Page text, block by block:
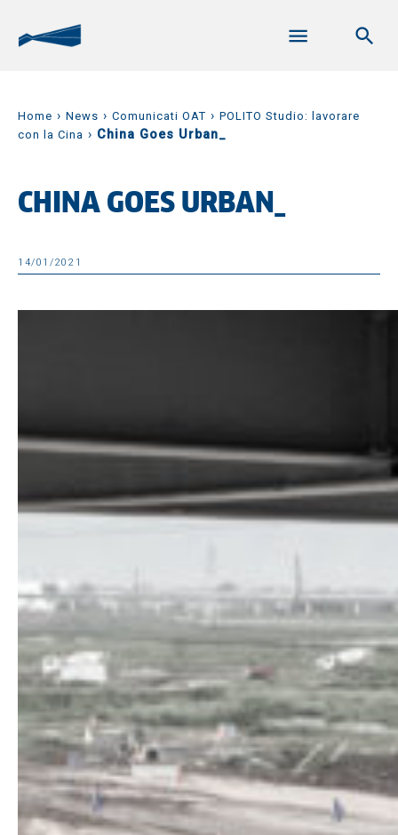
Home › News › Comunicati OAT › POLITO Studio: lavorare
con la Cina › China Goes Urban_
CHINA GOES URBAN_
14/01/2021